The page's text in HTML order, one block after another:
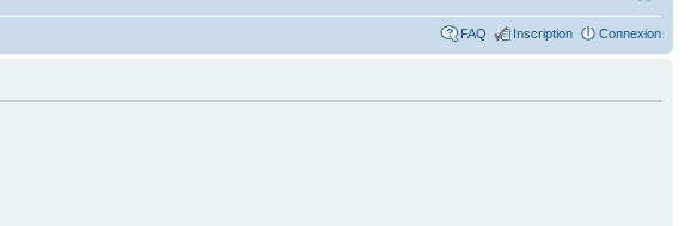
FAQ Inscription Connexion